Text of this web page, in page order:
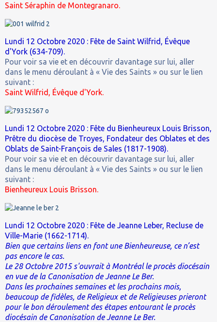
Saint Séraphin de Montegranaro.
Lundi 12 Octobre 2020 : Fête de Saint Wilfrid, Évêque
d'York (634-709).
Pour voir sa vie et en découvrir davantage sur lui, aller
dans le menu déroulant à « Vie des Saints » ou sur le lien
suivant :
Saint Wilfrid, Évêque d'York.
Lundi 12 Octobre 2020 : Fête du Bienheureux Louis Brisson,
Prêtre du diocèse de Troyes, Fondateur des Oblates et des
Oblats de Saint-François de Sales (1817-1908).
Pour voir sa vie et en découvrir davantage sur lui, aller
dans le menu déroulant à « Vie des Saints » ou sur le lien
suivant :
Bienheureux Louis Brisson.
Lundi 12 Octobre 2020 : Fête de Jeanne Leber, Recluse de
Ville-Marie (1662-1714).
Bien que certains liens en font une Bienheureuse, ce n’est
pas encore le cas.
Le 28 Octobre 2015 s'ouvrait à Montréal le procès diocésain
en vue de la Canonisation de Jeanne Le Ber.
Dans les prochaines semaines et les prochains mois,
beaucoup de fidèles, de Religieux et de Religieuses prieront
pour le bon déroulement des étapes entourant le procès
diocésain de Canonisation de Jeanne Le Ber.